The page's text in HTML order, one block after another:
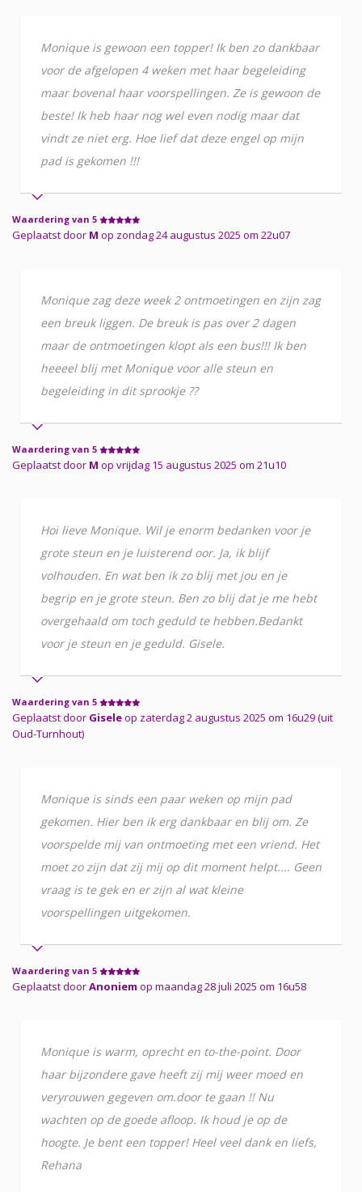
Monique is gewoon een topper! Ik ben zo dankbaar
voor de afgelopen 4 weken met haar begeleiding
maar bovenal haar voorspellingen. Ze is gewoon de
beste! Ik heb haar nog wel even nodig maar dat
vindt ze niet erg. Hoe lief dat deze engel op mijn
pad is gekomen !!!
Waardering van 5
Geplaatst door M op zondag 24 augustus 2025 om 22u07
Monique zag deze week 2 ontmoetingen en zijn zag
een breuk liggen. De breuk is pas over 2 dagen
maar de ontmoetingen klopt als een bus!!! Ik ben
heeeel blij met Monique voor alle steun en
begeleiding in dit sprookje ??
Waardering van 5
Geplaatst door M op vrijdag 15 augustus 2025 om 21u10
Hoi lieve Monique. Wil je enorm bedanken voor je
grote steun en je luisterend oor. Ja, ik blijf
volhouden. En wat ben ik zo blij met jou en je
begrip en je grote steun. Ben zo blij dat je me hebt
overgehaald om toch geduld te hebben.Bedankt
voor je steun en je geduld. Gisele.
Waardering van 5
Geplaatst door Giseleop zaterdag 2 augustus 2025 om 16u29 (uit
Oud-Turnhout)
Monique is sinds een paar weken op mijn pad
gekomen. Hier ben ik erg dankbaar en blij om. Ze
voorspelde mij van ontmoeting met een vriend. Het
moet zo zijn dat zij mij op dit moment helpt.... Geen
vraag is te gek en er zijn al wat kleine
voorspellingen uitgekomen.
Waardering van 5
Geplaatst doorAnoniem op maandag 28 juli 2025 om 16u58
Monique is warm, oprecht en to-the-point. Door
haar bijzondere gave heeft zij mij weer moed en
veryrouwen gegeven om.door te gaan !! Nu
wachten op de goede afloop. Ik houd je op de
hoogte. Je bent een topper! Heel veel dank en liefs,
Rehana